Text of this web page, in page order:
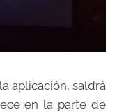
aplicación, saldrá
en la parte de